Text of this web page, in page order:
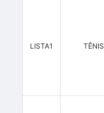
LISTA1 TÊNIS